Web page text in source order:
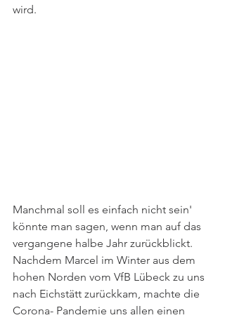
wird.
Manchmal soll es einfach nicht sein'
könnte man sagen, wenn man auf das
vergangene halbe Jahr zurückblickt.
Nachdem Marcel im Winter aus dem
hohen Norden vom VfB Lübeck zu uns
nach Eichstätt zurückkam, machte die
Corona- Pandemie uns allen einen